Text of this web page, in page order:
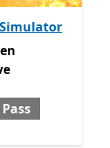
inklusive Game